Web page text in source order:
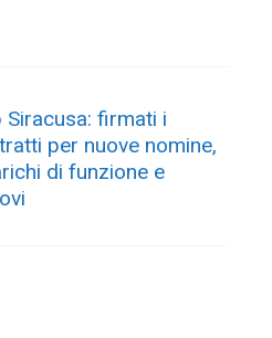
Siracusa: firmati i
per nuove nomine,
di funzione e